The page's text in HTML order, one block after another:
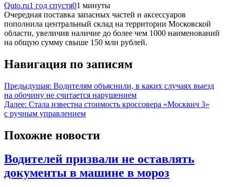
Quto.ru1 год спустя01 минуты
Очередная поставка запасных частей и аксессуаров
пополнила центральный склад на территории Московской
области, увеличив наличие до более чем 1000 наименований
на общую сумму свыше 150 млн рублей.
Навигация по записям
Предыдущая: Водителям объяснили, в каких случаях выезд
на обочину не считается нарушением
Далее: Стала известна стоимость кроссовера «Москвич 3»
с ручным управлением
Похожие новости
Водителей призвали не оставлять
документы в машине в мороз